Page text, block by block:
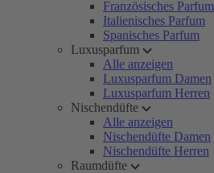
Französisches Parfum
Italienisches Parfum
Spanisches Parfum
Luxusparfum
Alle anzeigen
Luxusparfum Damen
Luxusparfum Herren
Nischendüfte
Alle anzeigen
Nischendüfte Damen
Nischendüfte Herren
Raumdüfte